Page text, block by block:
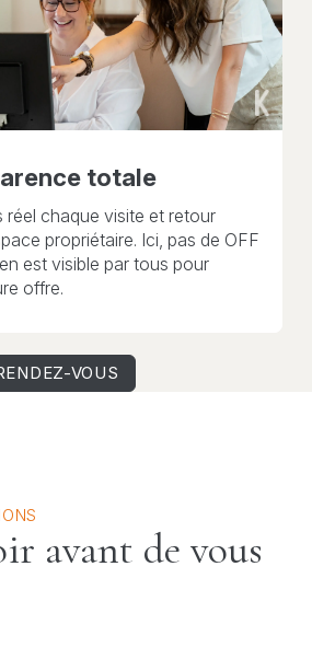
totale
réel chaque visite et retour
propriétaire. Ici, pas de OFF
est visible par tous pour
offre.
VOUS
avant de vous